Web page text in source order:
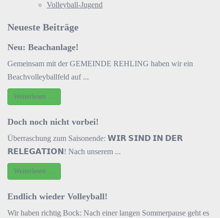
Volleyball-Jugend
Neueste Beiträge
Neu: Beachanlage!
Gemeinsam mit der GEMEINDE REHLING haben wir ein
Beachvolleyballfeld auf ...
Weiterlesen …
Doch noch nicht vorbei!
Überraschung zum Saisonende: 𝗪𝗜𝗥 𝗦𝗜𝗡𝗗 𝗜𝗡 𝗗𝗘𝗥
𝗥𝗘𝗟𝗘𝗚𝗔𝗧𝗜𝗢𝗡! Nach unserem ...
Weiterlesen …
Endlich wieder Volleyball!
Wir haben richtig Bock: Nach einer langen Sommerpause geht es